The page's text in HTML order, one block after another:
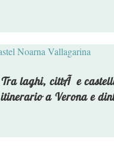
Tra laghi, cittÃ e
itinerario a Verona e